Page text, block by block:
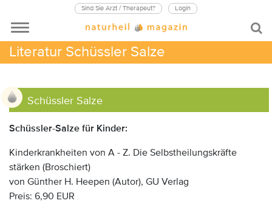
Sind Sie Arzt / Therapeut? Login
Literatur Schüssler Salze
Schüssler Salze
Schüssler-Salze für Kinder:
Kinderkrankheiten von A - Z. Die Selbstheilungskräfte
stärken (Broschiert)
von Günther H. Heepen (Autor), GU Verlag
Preis: 6,90 EUR